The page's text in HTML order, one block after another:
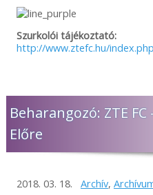
Szurkolói tájékoztató:
http://www.ztefc.hu/
Beharangozó: ZTE
Előre
2018. 03. 18. Archív,